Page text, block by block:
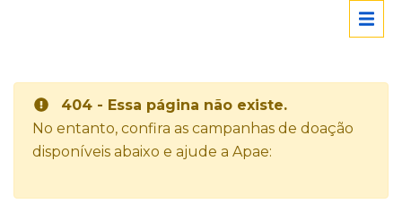
404 - Essa página não existe.
No entanto, confira as campanhas de doação
disponíveis abaixo e ajude a Apae: